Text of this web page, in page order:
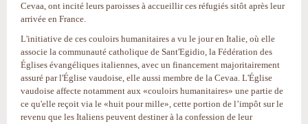
Cevaa, ont incité leurs paroisses à accueillir ces réfugiés sitôt après leur
arrivée en France.
L'initiative de ces couloirs humanitaires a vu le jour en Italie, où elle
associe la communauté catholique de Sant'Egidio, la Fédération des
Églises évangéliques italiennes, avec un financement majoritairement
assuré par l'Église vaudoise, elle aussi membre de la Cevaa. L'Église
vaudoise affecte notamment aux «couloirs humanitaires» une partie de
ce qu'elle reçoit via le «huit pour mille», cette portion de l’impôt sur le
revenu que les Italiens peuvent destiner à la confession de leur